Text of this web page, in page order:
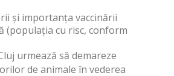
și importanța vaccinării
cu risc, conform
urmează să demareze
de animale în vederea